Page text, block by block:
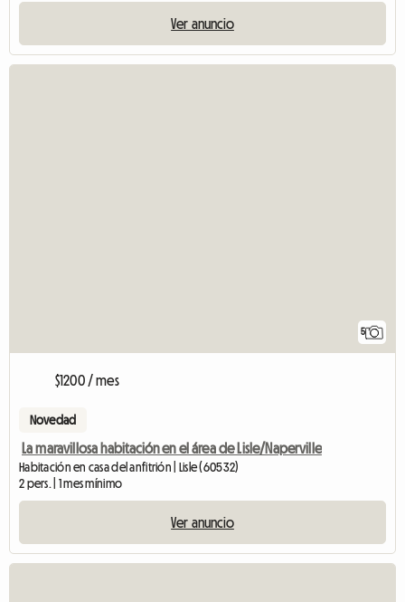
Ver anuncio
5
$1200 / mes
Novedad
La maravillosa habitación en el área de Lisle/Naperville
Habitación en casa del anfitrión | Lisle (60532)
2 pers. | 1 mes mínimo
Ver anuncio